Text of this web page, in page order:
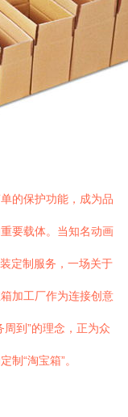
的保护功能，成为品
要载体。当知名动画
定制服务，一场关于
加工厂作为连接创意
到”的理念，正为众
制“淘宝箱”。